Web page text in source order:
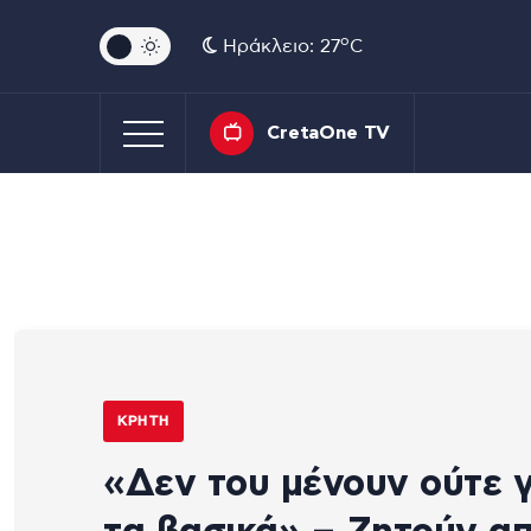
Ηράκλειο: 27oC
CretaOne TV
ΚΡΉΤΗ
«Δεν του μένουν ούτε